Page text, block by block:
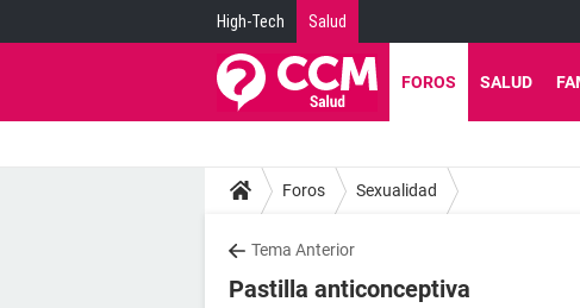
High-Tech Salud
FOROS SALUD
Foros Sexualidad
Tema Anterior
Pastilla anticonceptiva